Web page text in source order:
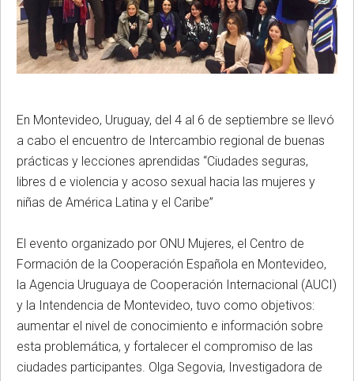
En Montevideo, Uruguay, del 4 al 6 de septiembre se llevó
a cabo el encuentro de Intercambio regional de buenas
prácticas y lecciones aprendidas “Ciudades seguras,
libres d e violencia y acoso sexual hacia las mujeres y
niñas de América Latina y el Caribe”
El evento organizado por ONU Mujeres, el Centro de
Formación de la Cooperación Española en Montevideo,
la Agencia Uruguaya de Cooperación Internacional (AUCI)
y la Intendencia de Montevideo, tuvo como objetivos:
aumentar el nivel de conocimiento e información sobre
esta problemática, y fortalecer el compromiso de las
ciudades participantes. Olga Segovia, Investigadora de